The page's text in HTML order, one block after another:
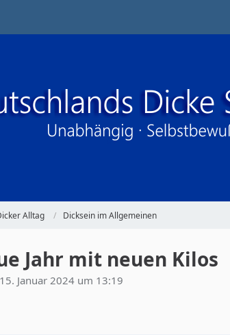
Alltag Dicksein im Allgemeinen
Jahr mit neuen Kilos
15. Januar 2024 um 13:19